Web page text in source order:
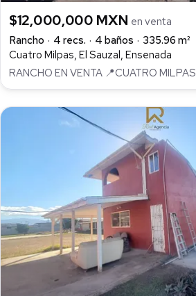
$12,000,000 MXN en venta
Rancho
4 recs. 4 baños
335.96 m²
Cuatro Milpas, El Sauzal, Ensenada
RANCHO EN VENTA 📍CUATRO MILPAS